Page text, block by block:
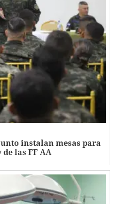
instalan mesas para
las FF AA